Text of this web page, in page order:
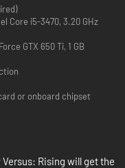
Granblue-personages
lobby-avatars en zelfs
te moedigen en advies te
diorama's met een
uit de Granblue
Core i5-3470, 3.20 GHz
GTX 650 Ti, 1 GB
or onboard chipset
Rising will get the